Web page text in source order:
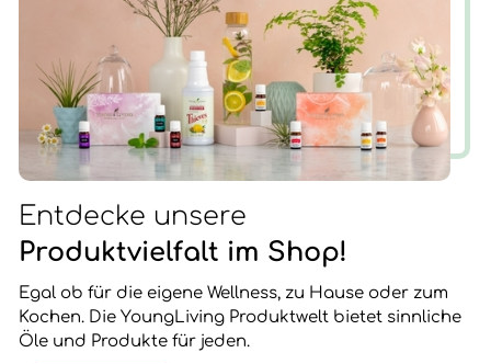
Entdecke unsere
Produktvielfalt im Shop!
Egal ob für die eigene Wellness, zu Hause oder zum
Kochen. Die YoungLiving Produktwelt bietet sinnliche
Öle und Produkte für jeden.